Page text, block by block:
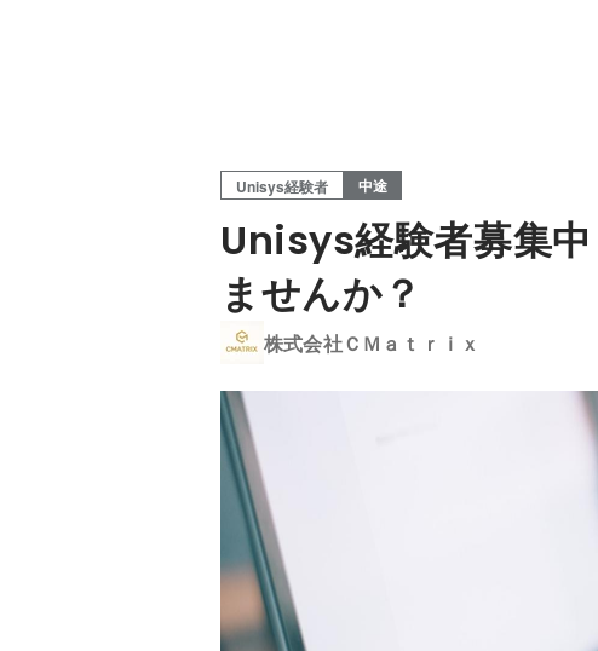
Unisys経験者 中途
Unisys経験者募集
ませんか？
株式会社ＣＭａｔｒｉｘ